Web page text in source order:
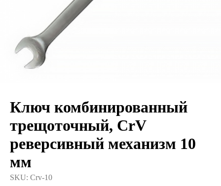
Ключ комбинированный
трещоточный, CrV
реверсивный механизм 10
мм
SKU: Crv-10